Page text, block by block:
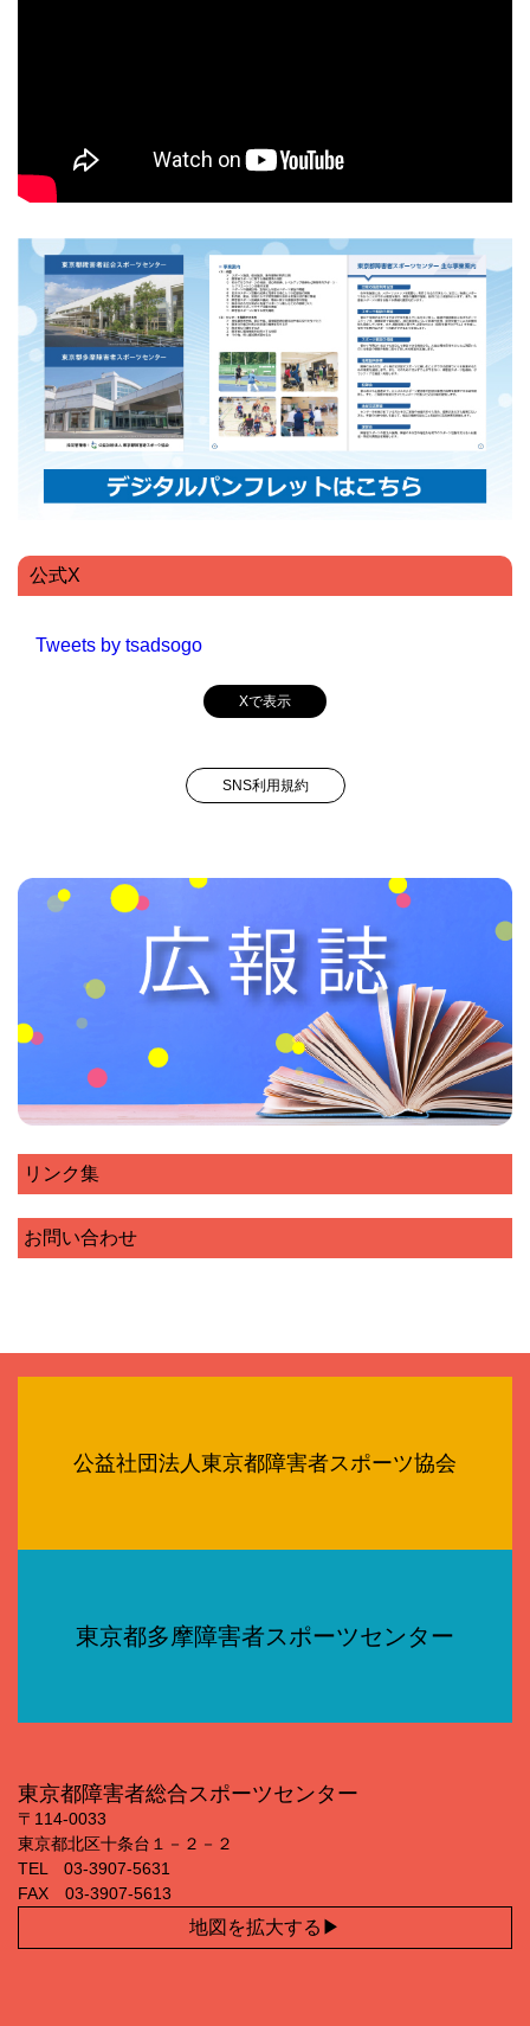
公式X
Tweets by tsadsogo
Xで表示
SNS利用規約
リンク集
お問い合わせ
公益社団法人東京都障害者スポーツ協会
東京都多摩障害者スポーツセンター
東京都障害者総合スポーツセンター
〒114‐0033
東京都北区十条台１－２－２
TEL 03‐3907‐5631
FAX 03‐3907‐5613
地図を拡大する